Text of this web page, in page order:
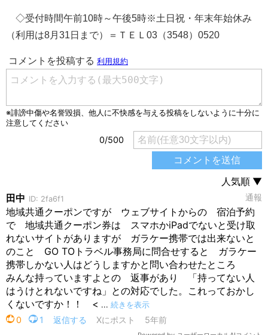
◇受付時間午前10時～午後5時※土日祝・年末年始休み
（利用は8月31日まで）＝ＴＥＬ03（3548）0520